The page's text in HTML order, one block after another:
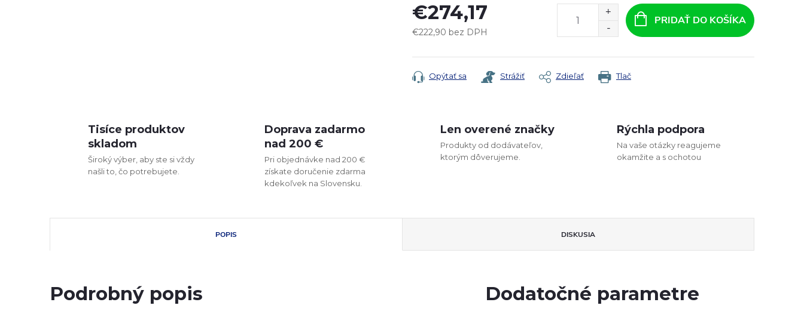
€274,17
€222,90 bez DPH
cena:
PRIDAŤ DO KOŠÍKA
Tlač
Opýtať sa Strážiť Zdieľať
Tisíce produktov
skladom
Široký výber, aby ste si vždy
našli to, čo potrebujete.
Doprava zadarmo
nad 200 €
Pri objednávke nad 200 €
získate doručenie zdarma
kdekoľvek na Slovensku.
Len overené značky
Produkty od dodávateľov,
ktorým dôverujeme.
Rýchla podpora
Na vaše otázky reagujeme
okamžite a s ochotou
POPIS DISKUSIA
Podrobný popis Dodatočné parametre